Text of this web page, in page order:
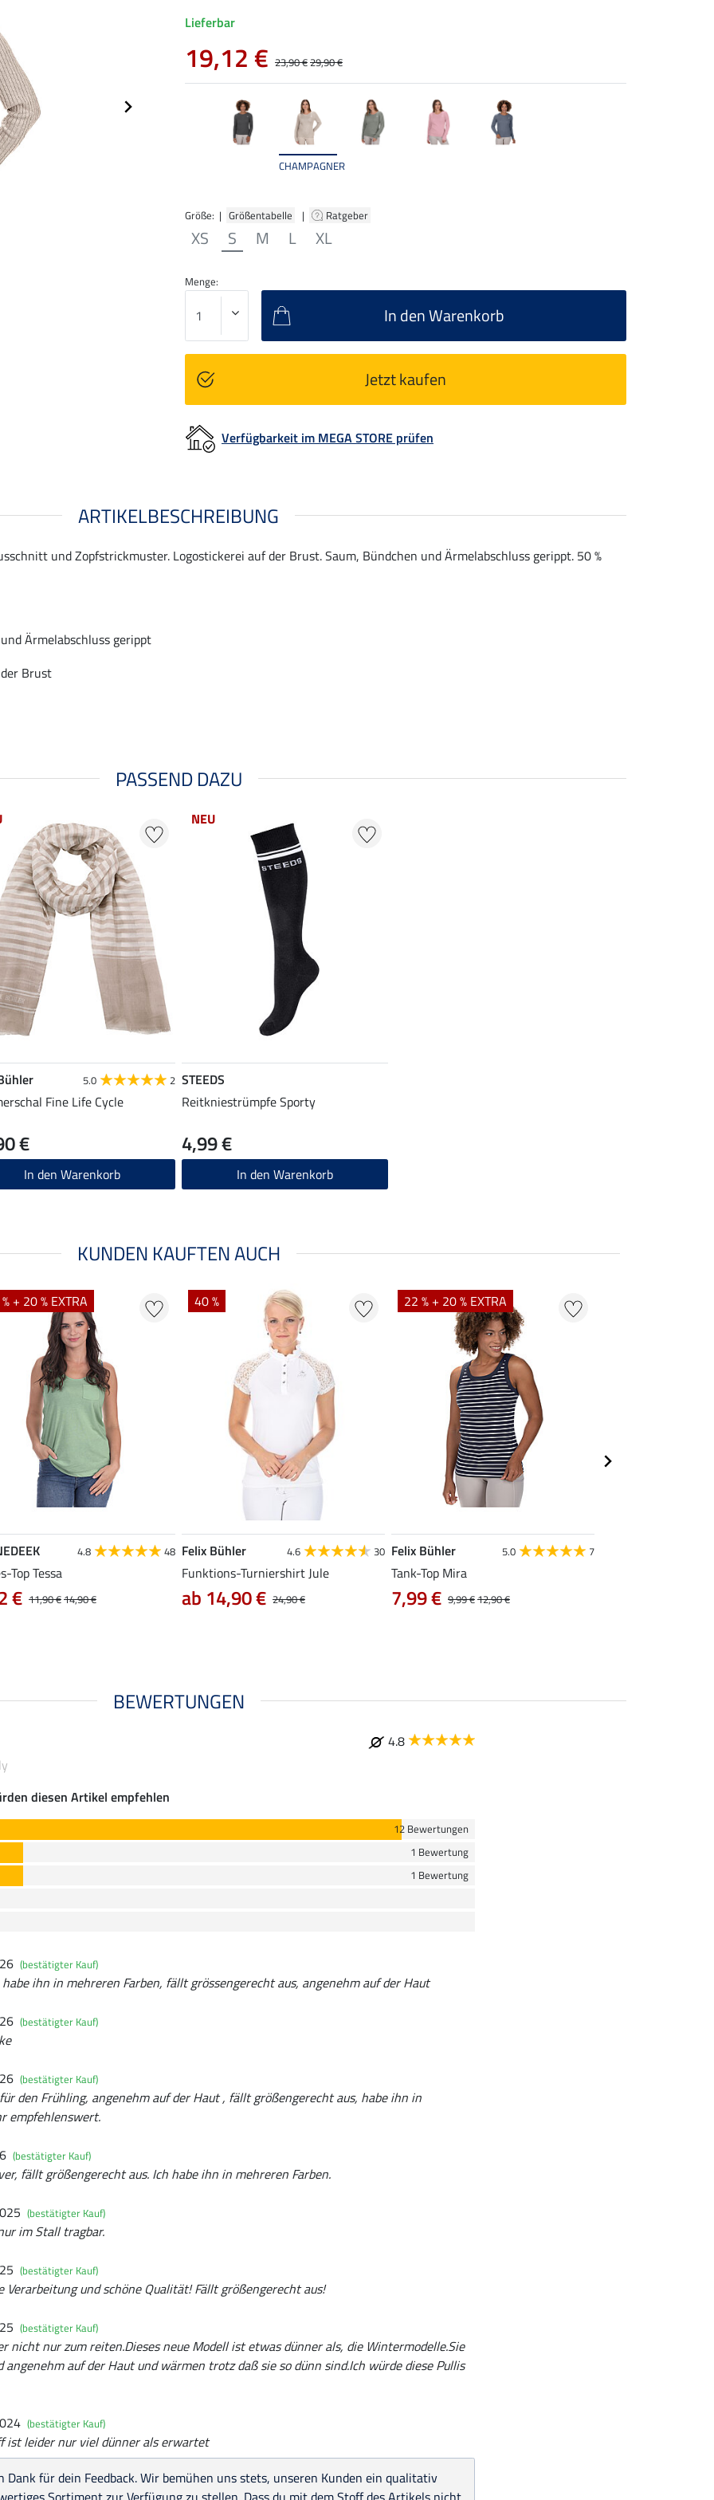
CHAMPAGNER
Größe: | Größentabelle | Ratgeber
XS S M L XL
Lieferbar
19,12 € 23,90 €29,90 €
Menge:
In den Warenkorb
Jetzt kaufen
Verfügbarkeit im MEGA STORE prüfen
ARTIKELBESCHREIBUNG
und Zopfstrickmuster. Logostickerei auf der Brust. Saum, Bündchen und Ärmelabschluss gerippt. 50 %
Ärmelabschluss gerippt
Brust
PASSEND DAZU
5.0 2
Fine Life Cycle
€
In den Warenkorb
NEU
STEEDS
Reitkniestrümpfe Sporty
4,99 €
In den Warenkorb
KUNDEN KAUFTEN AUCH
+ 20 % EXTRA
4.8 48
Top Tessa
11,90 €14,90 €
€
40 %
Felix Bühler 4.6 30
Funktions-Turniershirt Jule
24,90 €
ab 14,90 €
22 % + 20 % EXTRA
Felix Bühler 5.0 7
Tank-Top Mira
9,99 €12,90 €
7,99 €
BEWERTUNGEN
4.8
diesen Artikel empfehlen
12 Bewertungen
1 Bewertung
1 Bewertung
(bestätigter Kauf)
ihn in mehreren Farben, fällt grössengerecht aus, angenehm auf der Haut
(bestätigter Kauf)
(bestätigter Kauf)
den Frühling, angenehm auf der Haut , fällt größengerecht aus, habe ihn in
empfehlenswert.
(bestätigter Kauf)
fällt größengerecht aus. Ich habe ihn in mehreren Farben.
(bestätigter Kauf)
im Stall tragbar.
(bestätigter Kauf)
Verarbeitung und schöne Qualität! Fällt größengerecht aus!
(bestätigter Kauf)
nicht nur zum reiten.Dieses neue Modell ist etwas dünner als, die Wintermodelle.Sie
angenehm auf der Haut und wärmen trotz daß sie so dünn sind.Ich würde diese Pullis
(bestätigter Kauf)
ist leider nur viel dünner als erwartet
Dank für dein Feedback. Wir bemühen uns stets, unseren Kunden ein qualitativ